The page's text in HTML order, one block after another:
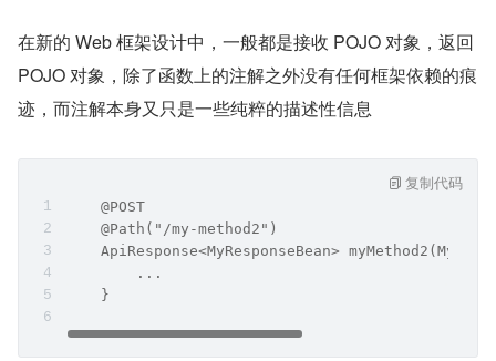
在新的 Web 框架设计中，一般都是接收 POJO 对象，返回
POJO 对象，除了函数上的注解之外没有任何框架依赖的痕
迹，而注解本身又只是一些纯粹的描述性信息
    @POST
    @Path("/my-method2")
ApiResponse<MyResponseBean>
        ...
    }
复制代码